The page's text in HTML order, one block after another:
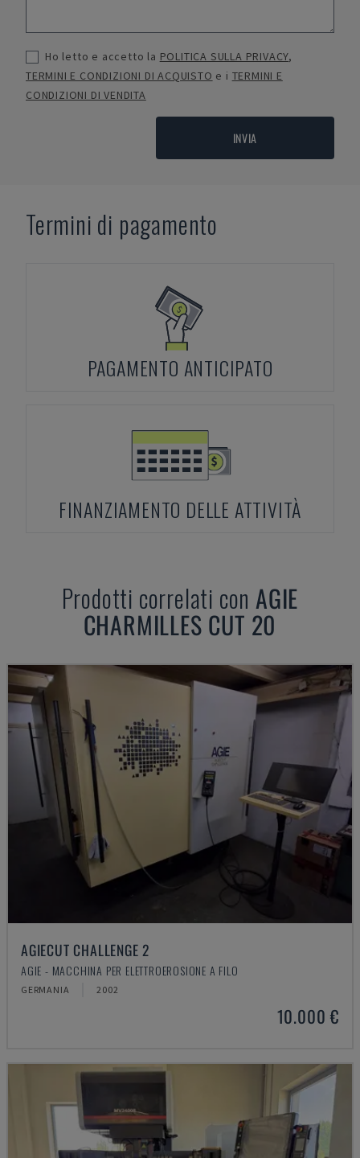
Ho letto e accetto la POLITICA SULLA PRIVACY,
TERMINI E CONDIZIONI DI ACQUISTO e i TERMINI E
CONDIZIONI DI VENDITA
INVIA
Termini di pagamento
PAGAMENTO ANTICIPATO
FINANZIAMENTO DELLE ATTIVITÀ
Prodotti correlati conAGIE
CHARMILLES CUT 20
AGIECUT CHALLENGE 2
AGIE - MACCHINA PER ELETTROEROSIONE A FILO
GERMANIA 2002
10.000 €